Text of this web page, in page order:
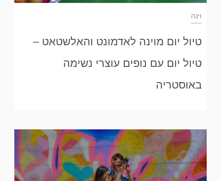
וינה
טיול יום מוינה לאדמונט והאלשטאט –
טיול יום עם נופים עוצרי נשימה
באוסטריה